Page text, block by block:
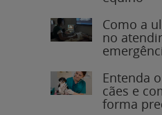
Como a
no
Entenda
cães e
forma